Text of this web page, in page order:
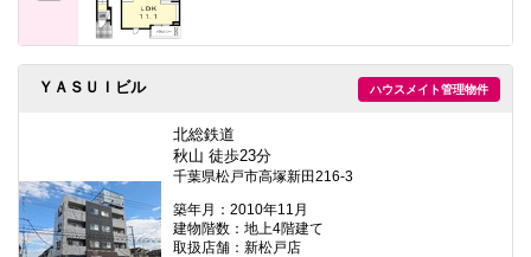
ハウスメイト管理物件
ＹＡＳＵＩビル
北総鉄道
秋山 徒歩23分
千葉県松戸市高塚新田216-3
築年月：2010年11月
建物階数：地上4階建て
取扱店舗：新松戸店